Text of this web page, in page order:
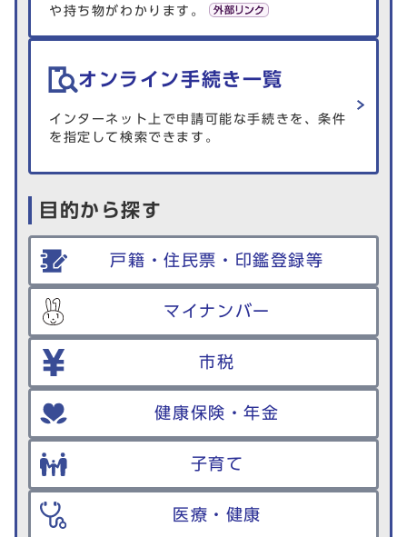
や持ち物がわかります。
オンライン手続き一覧
インターネット上で申請可能な手続きを、条件
を指定して検索できます。
目的から探す
戸籍・住民票・印鑑登録等
マイナンバー
市税
健康保険・年金
子育て
医療・健康